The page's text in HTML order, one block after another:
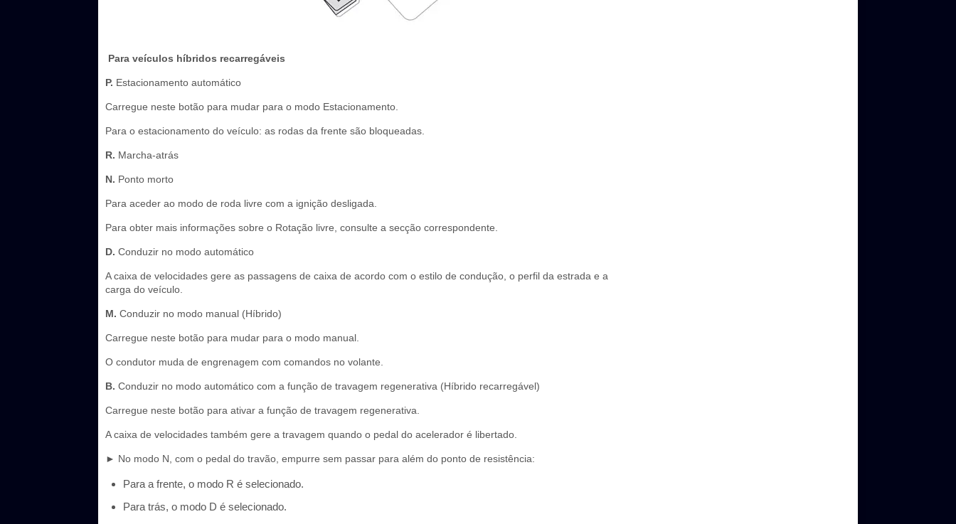
Para veículos híbridos recarregáveis
P. Estacionamento automático
Carregue neste botão para mudar para o modo Estacionamento.
Para o estacionamento do veículo: as rodas da frente são bloqueadas.
R. Marcha-atrás
N. Ponto morto
Para aceder ao modo de roda livre com a ignição desligada.
Para obter mais informações sobre o Rotação livre, consulte a secção correspondente.
D. Conduzir no modo automático
A caixa de velocidades gere as passagens de caixa de acordo com o estilo de condução, o perfil da estrada e a
carga do veículo.
M. Conduzir no modo manual (Híbrido)
Carregue neste botão para mudar para o modo manual.
O condutor muda de engrenagem com comandos no volante.
B. Conduzir no modo automático com a função de travagem regenerativa (Híbrido recarregável)
Carregue neste botão para ativar a função de travagem regenerativa.
A caixa de velocidades também gere a travagem quando o pedal do acelerador é libertado.
► No modo N, com o pedal do travão, empurre sem passar para além do ponto de resistência:
Para a frente, o modo R é selecionado.
Para trás, o modo D é selecionado.